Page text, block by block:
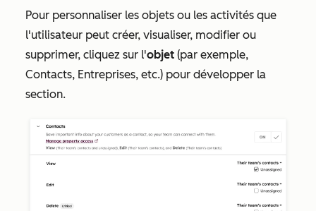
Pour personnaliser les objets ou les activités que
l'utilisateur peut créer, visualiser, modifier ou
supprimer, cliquez sur l'objet (par exemple,
Contacts, Entreprises, etc.) pour développer la
section.